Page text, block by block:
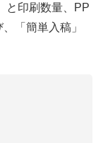
と印刷数量、PP
「簡単入稿」